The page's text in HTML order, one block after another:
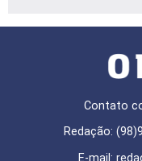
Contato
Redação:
E-mail: